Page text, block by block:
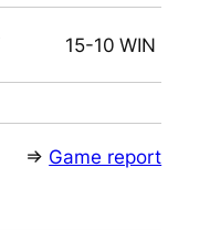
15-10 WIN
⇒ Game report